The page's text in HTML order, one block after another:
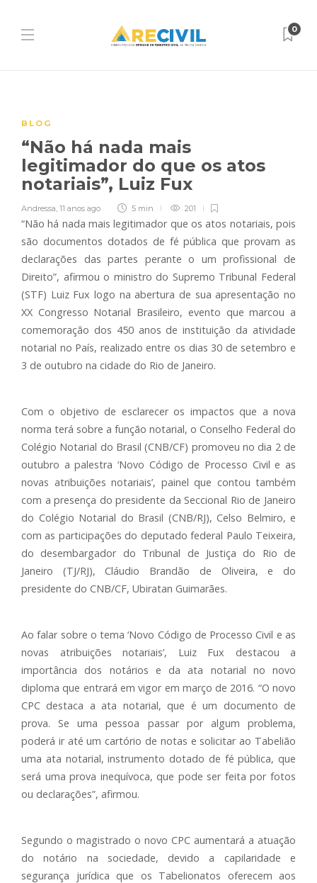
0
BLOG
“Não há nada mais
legitimador do que os atos
notariais”, Luiz Fux
Andressa, 11 anos ago 5 min 201
“Não há nada mais legitimador que os atos notariais, pois
são documentos dotados de fé pública que provam as
declarações das partes perante o um profissional de
Direito”, afirmou o ministro do Supremo Tribunal Federal
(STF) Luiz Fux logo na abertura de sua apresentação no
XX Congresso Notarial Brasileiro, evento que marcou a
comemoração dos 450 anos de instituição da atividade
notarial no País, realizado entre os dias 30 de setembro e
3 de outubro na cidade do Rio de Janeiro.
Com o objetivo de esclarecer os impactos que a nova
norma terá sobre a função notarial, o Conselho Federal do
Colégio Notarial do Brasil (CNB/CF) promoveu no dia 2 de
outubro a palestra ‘Novo Código de Processo Civil e as
novas atribuições notariais’, painel que contou também
com a presença do presidente da Seccional Rio de Janeiro
do Colégio Notarial do Brasil (CNB/RJ), Celso Belmiro, e
com as participações do deputado federal Paulo Teixeira,
do desembargador do Tribunal de Justiça do Rio de
Janeiro (TJ/RJ), Cláudio Brandão de Oliveira, e do
presidente do CNB/CF, Ubiratan Guimarães.
Ao falar sobre o tema ‘Novo Código de Processo Civil e as
novas atribuições notariais’, Luiz Fux destacou a
importância dos notários e da ata notarial no novo
diploma que entrará em vigor em março de 2016. “O novo
CPC destaca a ata notarial, que é um documento de
prova. Se uma pessoa passar por algum problema,
poderá ir até um cartório de notas e solicitar ao Tabelião
uma ata notarial, instrumento dotado de fé pública, que
será uma prova inequívoca, que pode ser feita por fotos
ou declarações”, afirmou.
Segundo o magistrado o novo CPC aumentará a atuação
do notário na sociedade, devido a capilaridade e
segurança jurídica que os Tabelionatos oferecem aos